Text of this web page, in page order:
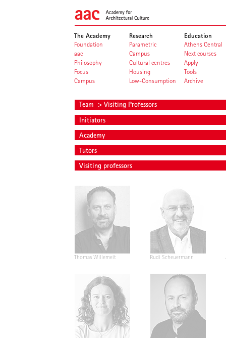
The Academy
Foundation
aac
Philosophy
Focus
Campus
Research
Parametric
Campus
Cultural centres
Housing
Low-Consumption
Education
Athens Central
Next courses
Apply
Tools
Archive
Team > Visiting Professors
Initiators
Academy
Tutors
Visiting professors
Thomas Willemeit Rudi Scheuermann